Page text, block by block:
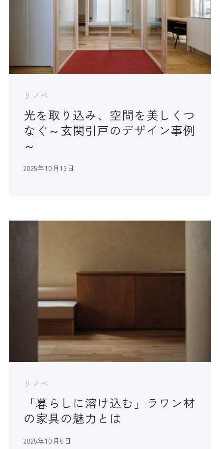
リノベ
光を取り込み、空間を美しくつ
なぐ～玄関引戸のデザイン事例
～
2025年10月13日
リノベ
「暮らしに溶け込む」ラワン材
の家具の魅力とは
2025年10月6日